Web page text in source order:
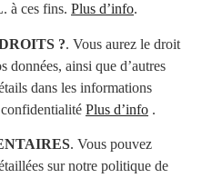
à ces fins. Plus d’info.
?. Vous aurez le droit
données, ainsi que d’autres
dans les informations
Plus d’info .
. Vous pouvez
sur notre politique de